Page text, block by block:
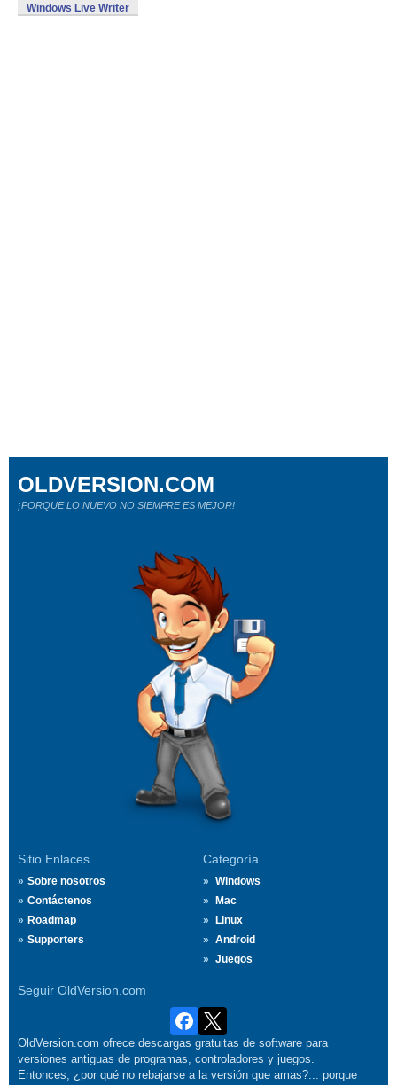
Windows Live Writer
Sitio Enlaces
Sobre nosotros
Contáctenos
Roadmap
Supporters
Categoría
Windows
Mac
Linux
Android
Juegos
Seguir OldVersion.com
OLDVERSION.COM
¡PORQUE LO NUEVO NO SIEMPRE ES MEJOR!
OldVersion.com ofrece descargas gratuitas de software para
versiones antiguas de programas, controladores y juegos.
Entonces, ¿por qué no rebajarse a la versión que amas?... porque